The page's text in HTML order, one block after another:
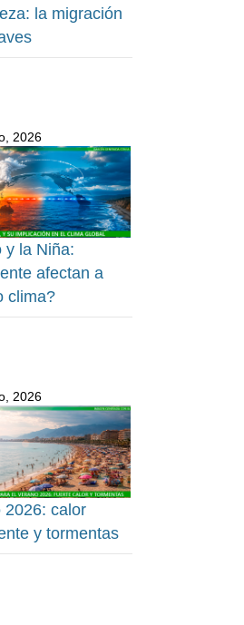
la migración
2026
y la Niña:
afectan a
clima?
2026
2026: calor
y tormentas